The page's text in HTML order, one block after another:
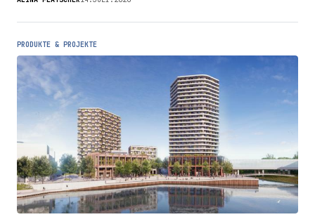
PRODUKTE & PROJEKTE